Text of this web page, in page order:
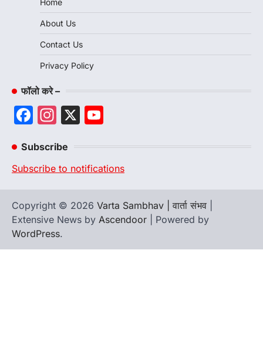
About Us
Contact Us
Privacy Policy
फॉलो करे –
Facebook
Instagram
X
Subscribe
Subscribe to notifications
Copyright © 2026 Varta Sambhav | वार्ता संभव
Extensive News by Ascendoor | Powered by
WordPress.